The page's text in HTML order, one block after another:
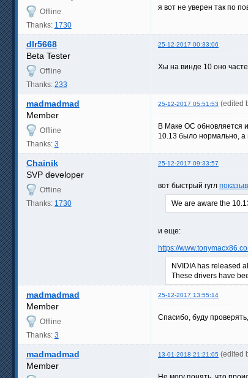
Offline
Thanks: 1730
я вот не уверен так по
dlr5668 25-12-2017 00:33:06
Beta Tester
Offline
Thanks: 233
Хы на винде 10 оно
madmadmad 25-12-2017 05:51:53 (edited
Member
Offline
Thanks: 3
В Маке ОС обновляется
10.13 было нормально, а
Chainik 25-12-2017 09:33:57
SVP developer
Offline
Thanks: 1730
вот быстрый гугл
We are aware the
и еще:
https://
NVIDIA has released
These drivers have
madmadmad 25-12-2017 13:55:14
Member
Offline
Thanks: 3
Спасибо, буду
madmadmad 13-01-2018 21:21:05 (edited
Member